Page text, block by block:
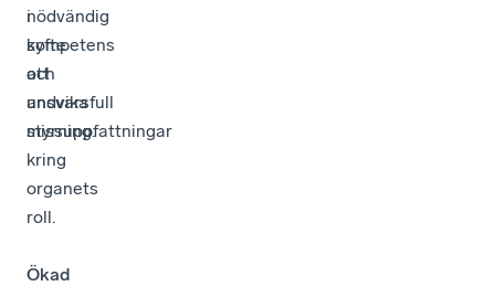
i
syfte
att
undvika
missuppfattningar
kring
organets
roll.
Ökad
nödvändig
kompetens
och
ansvarsfull
styrning.